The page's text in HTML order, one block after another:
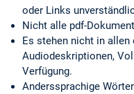
oder Links
Nicht alle pdf-
Es stehen nicht in
Audiodeskriptionen,
Verfügung.
Anderssprachige